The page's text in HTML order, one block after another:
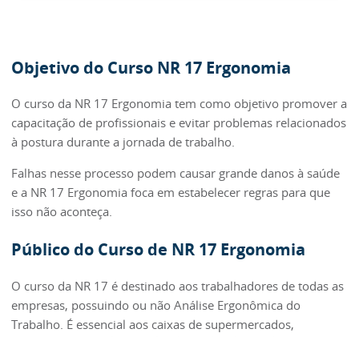
Objetivo do Curso NR 17 Ergonomia
O curso da NR 17 Ergonomia tem como objetivo promover a
capacitação de profissionais e evitar problemas relacionados
à postura durante a jornada de trabalho.
Falhas nesse processo podem causar grande danos à saúde
e a NR 17 Ergonomia foca em estabelecer regras para que
isso não aconteça.
Público do Curso de NR 17 Ergonomia
O curso da NR 17 é destinado aos trabalhadores de todas as
empresas, possuindo ou não Análise Ergonômica do
Trabalho. É essencial aos caixas de supermercados,